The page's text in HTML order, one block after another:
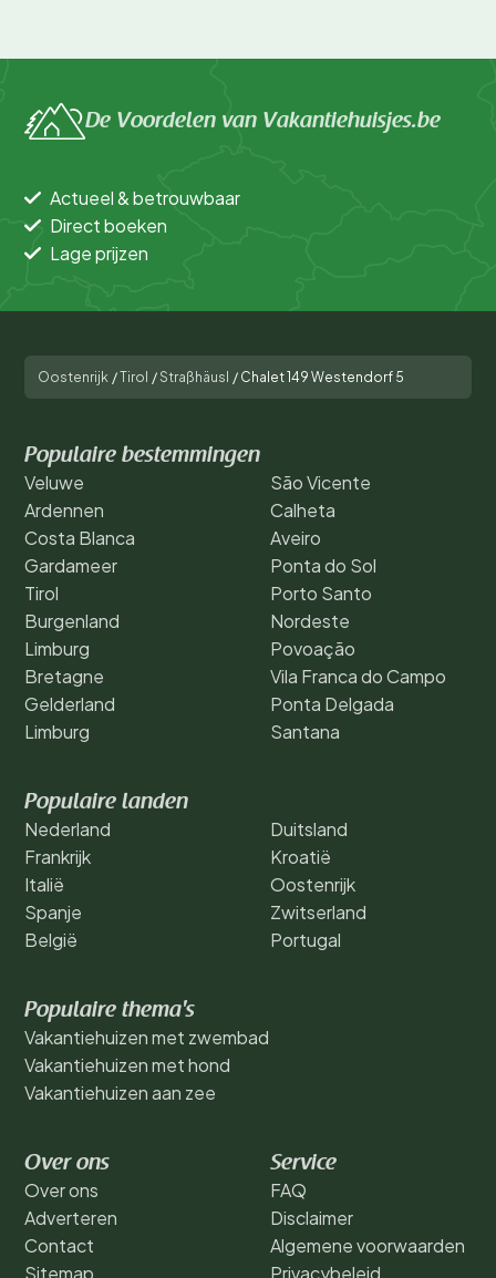
De Voordelen van Vakantiehuisjes.be
Actueel & betrouwbaar
Direct boeken
Lage prijzen
Oostenrijk /Tirol /Straßhäusl / Chalet 149 Westendorf 5
Populaire bestemmingen
Veluwe
Ardennen
Costa Blanca
Gardameer
Tirol
Burgenland
Limburg
Bretagne
Gelderland
Limburg
São Vicente
Calheta
Aveiro
Ponta do Sol
Porto Santo
Nordeste
Povoação
Vila Franca do Campo
Ponta Delgada
Santana
Populaire landen
Nederland
Frankrijk
Italië
Spanje
België
Duitsland
Kroatië
Oostenrijk
Zwitserland
Portugal
Populaire thema's
Vakantiehuizen met zwembad
Vakantiehuizen met hond
Vakantiehuizen aan zee
Over ons
Over ons
Adverteren
Contact
Sitemap
Service
FAQ
Disclaimer
Algemene voorwaarden
Privacybeleid